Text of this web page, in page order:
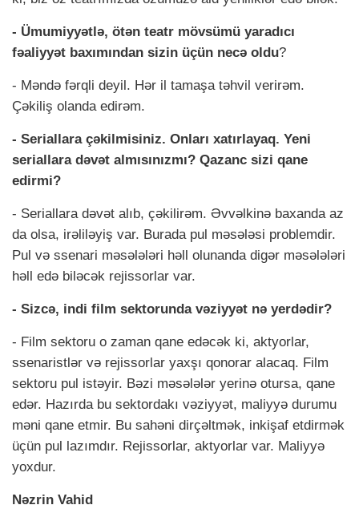
- Ümumiyyətlə, ötən teatr mövsümü yaradıcı
fəaliyyət baxımından sizin üçün necə oldu?
- Məndə fərqli deyil. Hər il tamaşa təhvil verirəm.
Çəkiliş olanda edirəm.
- Seriallara çəkilmisiniz. Onları xatırlayaq. Yeni
seriallara dəvət almısınızmı? Qazanc sizi qane
edirmi?
- Seriallara dəvət alıb, çəkilirəm. Əvvəlkinə baxanda az
da olsa, irəliləyiş var. Burada pul məsələsi problemdir.
Pul və ssenari məsələləri həll olunanda digər məsələləri
həll edə biləcək rejissorlar var.
- Sizcə, indi film sektorunda vəziyyət nə yerdədir?
- Film sektoru o zaman qane edəcək ki, aktyorlar,
ssenaristlər və rejissorlar yaxşı qonorar alacaq. Film
sektoru pul istəyir. Bəzi məsələlər yerinə otursa, qane
edər. Hazırda bu sektordakı vəziyyət, maliyyə durumu
məni qane etmir. Bu sahəni dirçəltmək, inkişaf etdirmək
üçün pul lazımdır. Rejissorlar, aktyorlar var. Maliyyə
yoxdur.
Nəzrin Vahid